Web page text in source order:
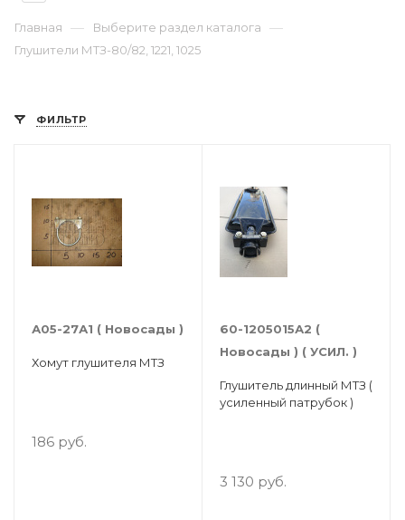
Главная — Выберите раздел каталога —
Глушители МТЗ-80/82, 1221, 1025
ФИЛЬТР
А05-27А1 ( Новосады )
Хомут глушителя МТЗ
186 руб.
60-1205015А2 (
Новосады ) ( УСИЛ. )
Глушитель длинный МТЗ (
усиленный патрубок )
3 130 руб.